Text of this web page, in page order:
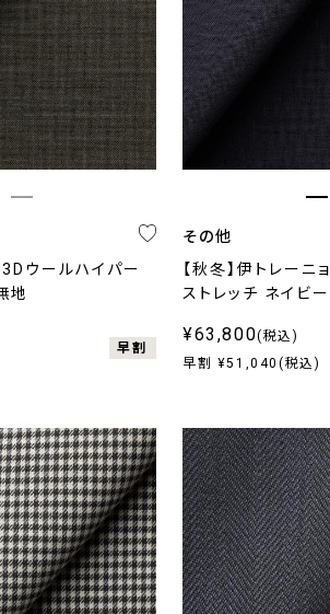
3Dウールハイパー
地
早割
その他
【秋冬】伊トレー
ストレッチ ネイビ
¥63,800(税込)
早割 ¥51,040(税込)